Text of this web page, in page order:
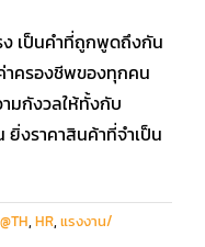
ง เป็นคำที่ถูกพูดถึงกัน
าครองชีพของทุกคน
มกังวลให้ทั้งกับ
ยิ่งราคาสินค้าที่จำเป็น
, HR, แรงงาน/